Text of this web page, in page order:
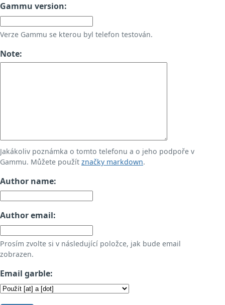
Gammu version:
Verze Gammu se kterou byl telefon testován.
Note:
Jakákoliv poznámka o tomto telefonu a o jeho podpoře v
Gammu. Můžete použít značky markdown.
Author name:
Author email:
Prosím zvolte si v následující položce, jak bude email
zobrazen.
Email garble: